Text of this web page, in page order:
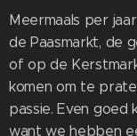
Meermaals per
de Paasmarkt, de
of op de
komen om te
passie. Even goed
want we hebben